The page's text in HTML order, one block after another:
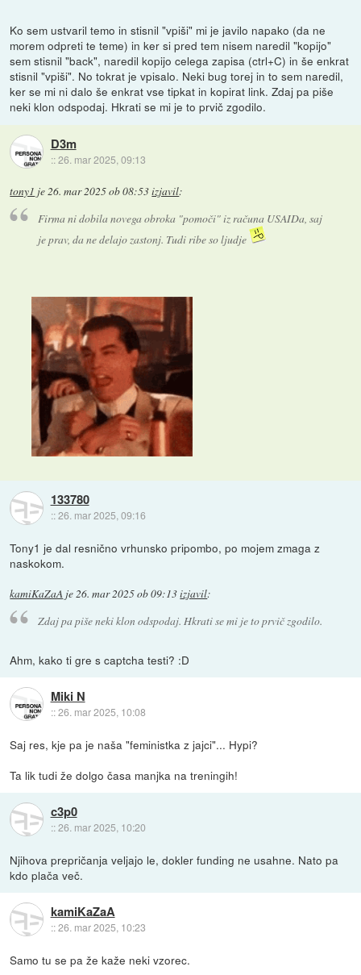
Ko sem ustvaril temo in stisnil "vpiši" mi je javilo napako (da ne
morem odpreti te teme) in ker si pred tem nisem naredil "kopijo"
sem stisnil "back", naredil kopijo celega zapisa (ctrl+C) in še enkrat
stisnil "vpiši". No tokrat je vpisalo. Neki bug torej in to sem naredil,
ker se mi ni dalo še enkrat vse tipkat in kopirat link. Zdaj pa piše
neki klon odspodaj. Hkrati se mi je to prvič zgodilo.
D3m
::26. mar 2025, 09:13
tony1 je26. mar 2025 ob 08:53izjavil:
Firma ni dobila novega obroka "pomoči" iz računa USAIDa, saj
je prav, da ne delajo zastonj. Tudi ribe so ljudje
133780
::26. mar 2025, 09:16
Tony1 je dal resnično vrhunsko pripombo, po mojem zmaga z
naskokom.
kamiKaZaA je26. mar 2025 ob 09:13izjavil:
Zdaj pa piše neki klon odspodaj. Hkrati se mi je to prvič zgodilo.
Ahm, kako ti gre s captcha testi? :D
Miki N
::26. mar 2025, 10:08
Saj res, kje pa je naša "feministka z jajci"... Hypi?
Ta lik tudi že dolgo časa manjka na treningih!
c3p0
::26. mar 2025, 10:20
Njihova prepričanja veljajo le, dokler funding ne usahne. Nato pa
kdo plača več.
kamiKaZaA
::26. mar 2025, 10:23
Samo tu se pa že kaže neki vzorec.